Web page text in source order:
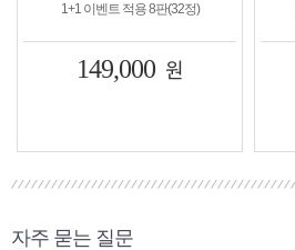
1+1 이벤트 적용 8판(32정)
149,000 원
자주 묻는 질문